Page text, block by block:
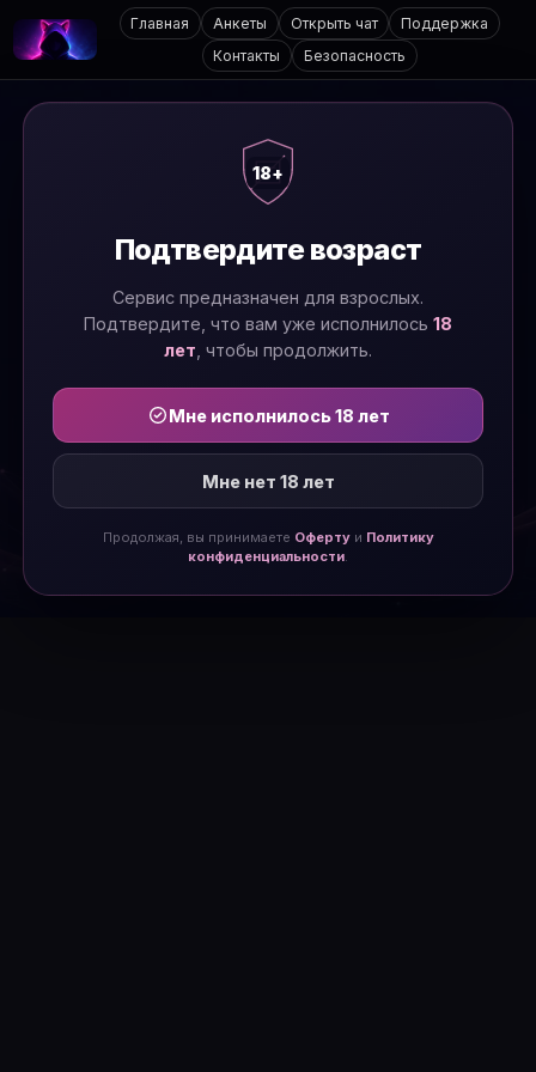
Главная Анкеты Открыть чат
Поддержка
Контакты
Безопасность
18+
Подтвердите возраст
Сервис предназначен для взрослых.
Подтвердите, что вам уже исполнилось 18
лет , чтобы продолжить.
Мне исполнилось 18 лет
Мне нет 18 лет
Продолжая, вы принимаете Офертуи Политику
конфиденциальности.